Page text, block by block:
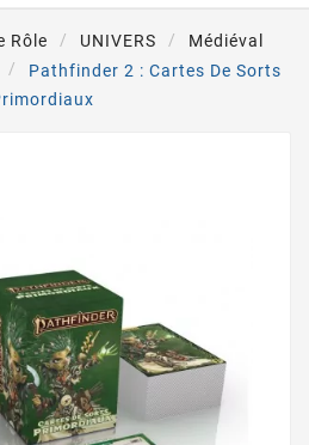
Rôle UNIVERS
Médiéval
Pathfinder 2 : Cartes De Sorts